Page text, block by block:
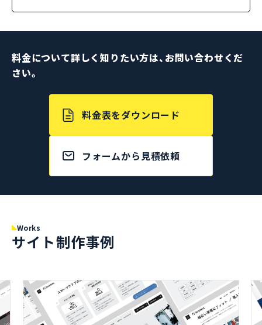
料金について詳しく知りたい方は、お問い合わせくだ
さい。
料金表をダウンロード
フォームから見積依頼
Works
サイト制作事例